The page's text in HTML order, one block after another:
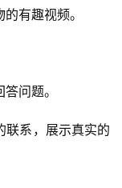
有趣视频。
问题。
联系，展示真实的